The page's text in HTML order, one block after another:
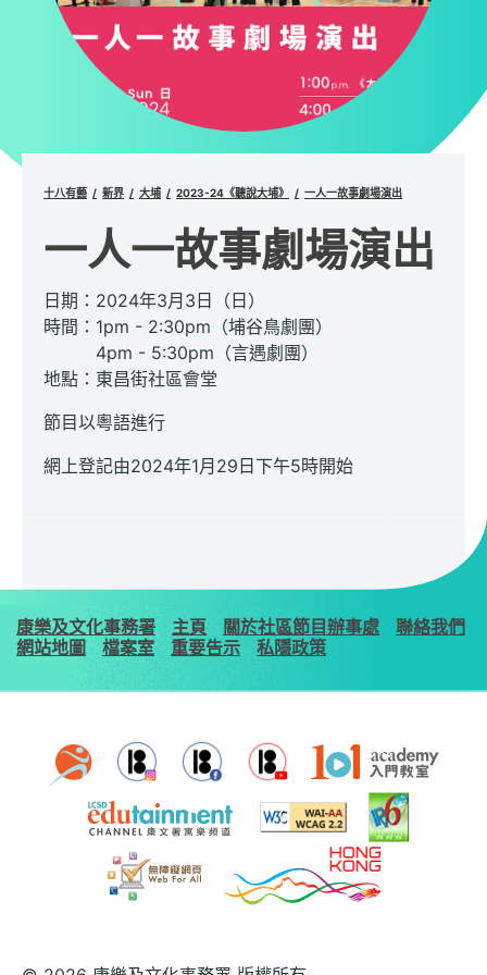
十八有藝 新界 大埔 2023-24《聽說大埔》 一人一故事劇場演出
一人一故事劇場演出
日期：2024年3月3日（日）
時間：1pm - 2:30pm（埔谷鳥劇團）
4pm - 5:30pm（言遇劇團）
地點：東昌街社區會堂
節目以粵語進行
網上登記由2024年1月29日下午5時開始
康樂及文化事務署 主頁 關於社區節目辦事處
聯絡我們
網站地圖
檔案室 重要告示 私隱政策